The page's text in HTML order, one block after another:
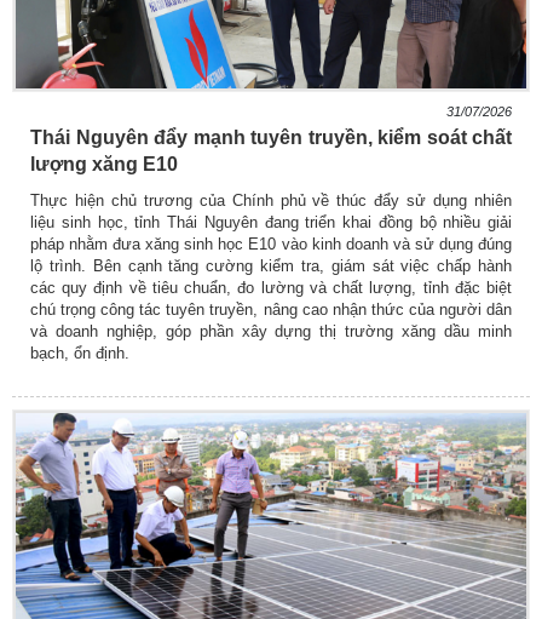
31/07/2026
Thái Nguyên đẩy mạnh tuyên truyền, kiểm soát chất
lượng xăng E10
Thực hiện chủ trương của Chính phủ về thúc đẩy sử dụng nhiên
liệu sinh học, tỉnh Thái Nguyên đang triển khai đồng bộ nhiều giải
pháp nhằm đưa xăng sinh học E10 vào kinh doanh và sử dụng đúng
lộ trình. Bên cạnh tăng cường kiểm tra, giám sát việc chấp hành
các quy định về tiêu chuẩn, đo lường và chất lượng, tỉnh đặc biệt
chú trọng công tác tuyên truyền, nâng cao nhận thức của người dân
và doanh nghiệp, góp phần xây dựng thị trường xăng dầu minh
bạch, ổn định.